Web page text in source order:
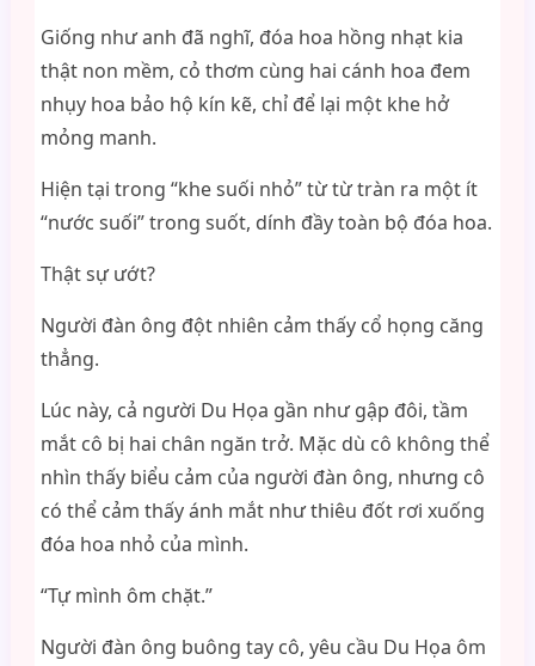
Giống như anh đã nghĩ, đóa hoa hồng nhạt kia
thật non mềm, cỏ thơm cùng hai cánh hoa đem
nhụy hoa bảo hộ kín kẽ, chỉ để lại một khe hở
mỏng manh.
Hiện tại trong “khe suối nhỏ” từ từ tràn ra một ít
“nước suối” trong suốt, dính đầy toàn bộ đóa hoa.
Thật sự ướt?
Người đàn ông đột nhiên cảm thấy cổ họng căng
thẳng.
Lúc này, cả người Du Họa gần như gập đôi, tầm
mắt cô bị hai chân ngăn trở. Mặc dù cô không thể
nhìn thấy biểu cảm của người đàn ông, nhưng cô
có thể cảm thấy ánh mắt như thiêu đốt rơi xuống
đóa hoa nhỏ của mình.
“Tự mình ôm chặt.”
Người đàn ông buông tay cô, yêu cầu Du Họa ôm